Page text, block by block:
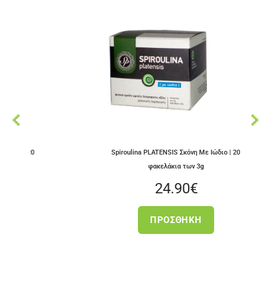
Spiroulina PLATENSIS Σκόνη Με Ιώδιο | 20
φακελάκια των 3g
€
ΠΡΟΣΘΉΚΗ